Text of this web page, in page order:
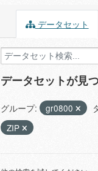
データセット
データセットが見
グループ: gr0800
ZIP